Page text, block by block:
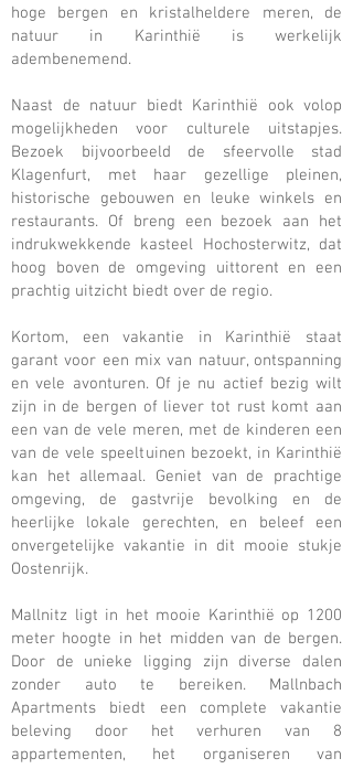
hoge bergen en kristalheldere meren, de
natuur in Karinthië is werkelijk
adembenemend.
Naast de natuur biedt Karinthië ook volop
mogelijkheden voor culturele uitstapjes.
Bezoek bijvoorbeeld de sfeervolle stad
Klagenfurt, met haar gezellige pleinen,
historische gebouwen en leuke winkels en
restaurants. Of breng een bezoek aan het
indrukwekkende kasteel Hochosterwitz, dat
hoog boven de omgeving uittorent en een
prachtig uitzicht biedt over de regio.
Kortom, een vakantie in Karinthië staat
garant voor een mix van natuur, ontspanning
en vele avonturen. Of je nu actief bezig wilt
zijn in de bergen of liever tot rust komt aan
een van de vele meren, met de kinderen een
van de vele speeltuinen bezoekt, in Karinthië
kan het allemaal. Geniet van de prachtige
omgeving, de gastvrije bevolking en de
heerlijke lokale gerechten, en beleef een
onvergetelijke vakantie in dit mooie stukje
Oostenrijk.
Mallnitz ligt in het mooie Karinthië op 1200
meter hoogte in het midden van de bergen.
Door de unieke ligging zijn diverse dalen
zonder auto te bereiken. Mallnbach
Apartments biedt een complete vakantie
beleving door het verhuren van 8
appartementen, het organiseren van